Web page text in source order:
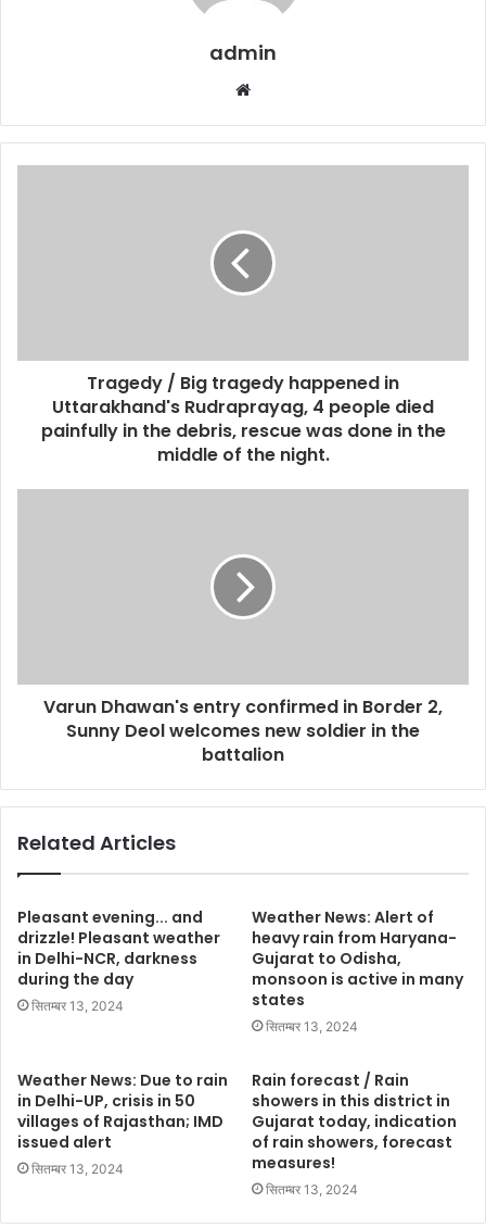
admin
b
s
e
Tragedy / Big tragedy happened in
Uttarakhand's Rudraprayag, 4 people died
painfully in the debris, rescue was done in the
middle of the night.
Varun Dhawan's entry confirmed in Border 2,
Sunny Deol welcomes new soldier in the
battalion
Related Articles
Pleasant evening... and
drizzle! Pleasant weather
in Delhi-NCR, darkness
during the day
सितम्बर 13, 2024
Weather News: Alert of
heavy rain from Haryana-
Gujarat to Odisha,
monsoon is active in many
states
सितम्बर 13, 2024
Weather News: Due to rain
in Delhi-UP, crisis in 50
villages of Rajasthan; IMD
issued alert
सितम्बर 13, 2024
Rain forecast / Rain
showers in this district in
Gujarat today, indication
of rain showers, forecast
measures!
सितम्बर 13, 2024